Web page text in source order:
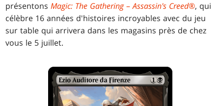
présentonsMagic: The Gathering–Assassin's Creed®, qui
célèbre 16 années d'histoires incroyables avec du jeu
sur table qui arrivera dans les magasins près de chez
vous le 5 juillet.